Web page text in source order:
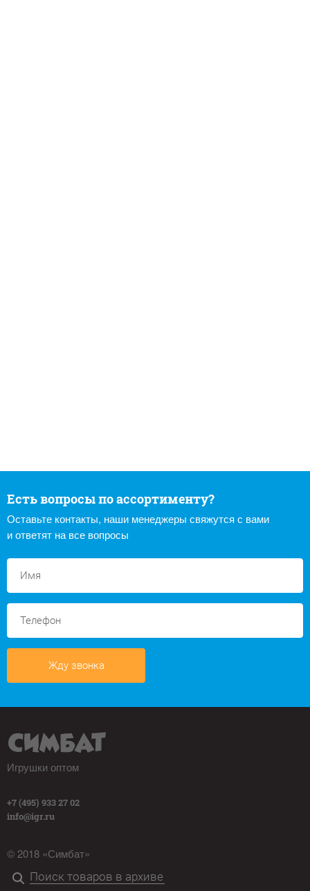
Есть вопросы по ассортименту?
Оставьте контакты, наши менеджеры свяжутся с вами
и ответят на все вопросы
Жду звонка
Игрушки оптом
+7 (495) 933 27 02
info@igr.ru
© 2018 «Симбат»